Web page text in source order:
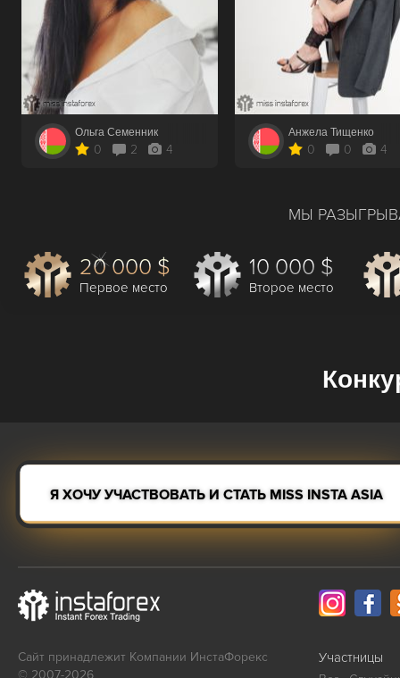
Ольга Семенник
0 2 4
Анжела Тищенко
0 0 4
МЫ
20 000 $
Первое место
10 000 $
Второе место
Я ХОЧУ УЧАСТВОВАТЬ И СТАТЬ MISS INSTA ASIA
Сайт принадлежит Компании ИнстаФорекс
© 2007-2026
Участницы